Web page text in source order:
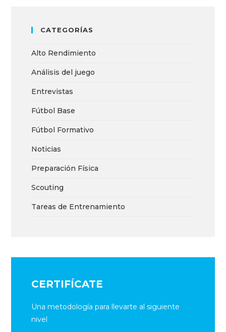
CATEGORÍAS
Alto Rendimiento
Análisis del juego
Entrevistas
Fútbol Base
Fútbol Formativo
Noticias
Preparación Física
Scouting
Tareas de Entrenamiento
CERTIFÍCATE
Una metodología para llevarte al siguiente
nivel